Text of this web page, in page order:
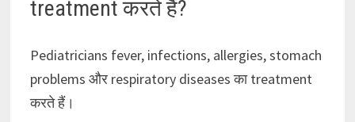
treatment करते हैं?
Pediatricians fever, infections, allergies, stomach
problems और respiratory diseases का treatment
करते हैं।